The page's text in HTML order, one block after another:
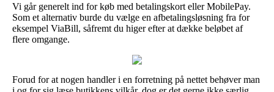
Vi går generelt ind for køb med betalingskort eller MobilePay.
Som et alternativ burde du vælge en afbetalingsløsning fra for
eksempel ViaBill, såfremt du higer efter at dække beløbet af
flere omgange.
Forud for at nogen handler i en forretning på nettet behøver man